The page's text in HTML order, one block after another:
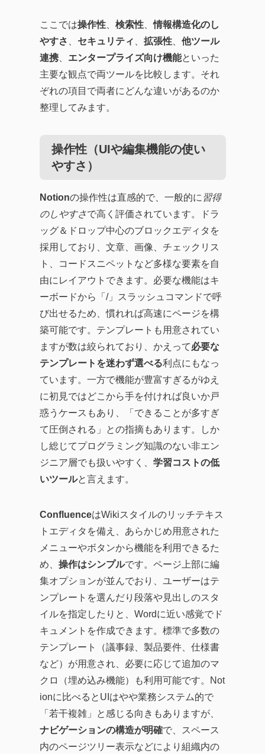
ここでは操作性、 検索性、情報構造化のし
やすさ
セキュリティ 拡張性、 他ツール
連携、 エンタープライズ向け機能といった
主要な観点で両ツールを比較します。それ
ぞれの項目で両者にどんな違いがあるのか
整理してみます。
操作性（UIや編集機能の使い
やすさ）
Notionの操作性は直感的で、一般的に 習得
のしやすさで高く評価されています。ドラ
ッグ＆ドロップ中心のブロックエディタを
採用しており、文章、画像、チェックリス
ト、コードスニペットなど多様な要素を自
由にレイアウトできます。必要な機能はキ
ーボードから「/」スラッシュコマンドで呼
び出せるため、慣れれば高速にページを構
築可能です。テンプレートも用意されてい
ますが数は絞られており、かえって必要な
テンプレートを迷わず選べる利点にもなっ
ています。一方で機能が豊富すぎるがゆえ
に初見ではどこから手を付ければ良いか戸
惑うケースもあり、「できることが多すぎ
て圧倒される」との指摘もあります。しか
し総じてプログラミング知識のない非エン
ジニア層でも扱いやすく、 学習コストの低
いツールと言えます。
ConfluenceはWikiスタイルのリッチテキス
トエディタを備え、あらかじめ用意された
メニューやボタンから機能を利用できるた
め、 操作はシンプルです。ページ上部に編
集オプションが並んでおり、ユーザーはテ
ンプレートを選んだり段落や見出しのスタ
イルを指定したりと、Wordに近い感覚でド
キュメントを作成できます。標準で多数の
テンプレート（議事録、製品要件、仕様書
など）が用意され、必要に応じて追加のマ
クロ（埋め込み機能）も利用可能です。Not
ionに比べるとUIはやや業務システム的で
「若干複雑」と感じる向きもありますが、
ナビゲーションの構造が明確で、スペース
内のページツリー表示などにより組織内の